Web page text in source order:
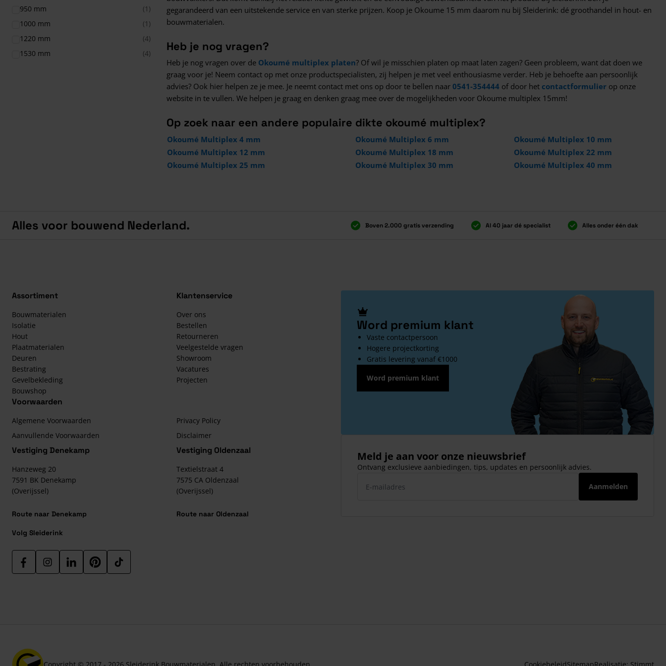
950 mm
(1)
1000 mm
(1)
1220 mm
(4)
1530 mm
(4)
gegarandeerd van een uitstekende service en van sterke prijzen. Koop je Okoume 15 mm daarom nu bij Sleiderink: dé groothandel in hout- en
bouwmaterialen.
Heb je nog vragen?
Heb je nog vragen over de Okoumé multiplex platen? Of wil je misschien platen op maat laten zagen? Geen probleem, want dat doen we
graag voor je! Neem contact op met onze productspecialisten, zij helpen je met veel enthousiasme verder. Heb je behoefte aan persoonlijk
advies? Ook hier helpen ze je mee. Je neemt contact met ons op door te bellen naar 0541-354444 of door het contactformulier op onze
website in te vullen. We helpen je graag en denken graag mee over de mogelijkheden voor Okoume multiplex 15mm!
Op zoek naar een andere populaire dikte okoumé multiplex?
Okoumé Multiplex 4 mm Okoumé Multiplex 6 mm
Okoumé Multiplex 10 mm
Okoumé Multiplex 12 mm
Okoumé Multiplex 18 mm
Okoumé Multiplex 22 mm
Okoumé Multiplex 25 mm
Okoumé Multiplex 30 mm Okoumé Multiplex 40 mm
Alles voor bouwend Nederland. Boven 2.000 gratis verzending Al 40 jaar dé specialist
Alles onder één dak
Assortiment
Bouwmaterialen
Isolatie
Hout
Plaatmaterialen
Deuren
Bestrating
Gevelbekleding
Bouwshop
Klantenservice
Over ons
Bestellen
Retourneren
Veelgestelde vragen
Showroom
Vacatures
Projecten
Voorwaarden
Algemene Voorwaarden
Aanvullende Voorwaarden
Privacy Policy
Disclaimer
Vestiging Denekamp
Hanzeweg 20
7591 BK Denekamp
(Overijssel)
Route naar Denekamp
Vestiging Oldenzaal
Textielstraat 4
7575 CA Oldenzaal
(Overijssel)
Route naar Oldenzaal
Volg Sleiderink
Word premium klant
Vaste contactpersoon
Hogere projectkorting
Gratis levering vanaf €1000
Word premium klant
Meld je aan voor onze nieuwsbrief
Ontvang exclusieve aanbiedingen, tips, updates en persoonlijk advies.
Aanmelden